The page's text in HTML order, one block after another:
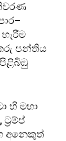
පන්තිය
හි මහා
අනෙකුත්